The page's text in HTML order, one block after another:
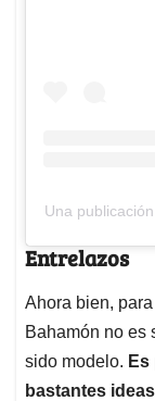
Una
Entrelazos
Ahora bien,
Bahamón no es
sido modelo.
bastantes